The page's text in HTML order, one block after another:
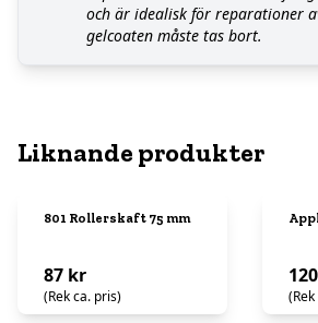
och är idealisk för reparationer
gelcoaten måste tas bort.
Liknande produkter
801 Rollerskaft 75 mm
87 kr
(Rek ca. pris)